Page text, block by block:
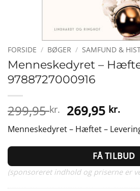
FORSIDE / BØGER / SAMFUND &
Menneskedyret –
9788727000916
299,95kr. Den
oprindelige
pris
var:
299,95 kr..
269,95 kr.Den
er:
Menneskedyret – Hæftet –
FÅ TILBUD
(sponsoreret indhold og priserne er